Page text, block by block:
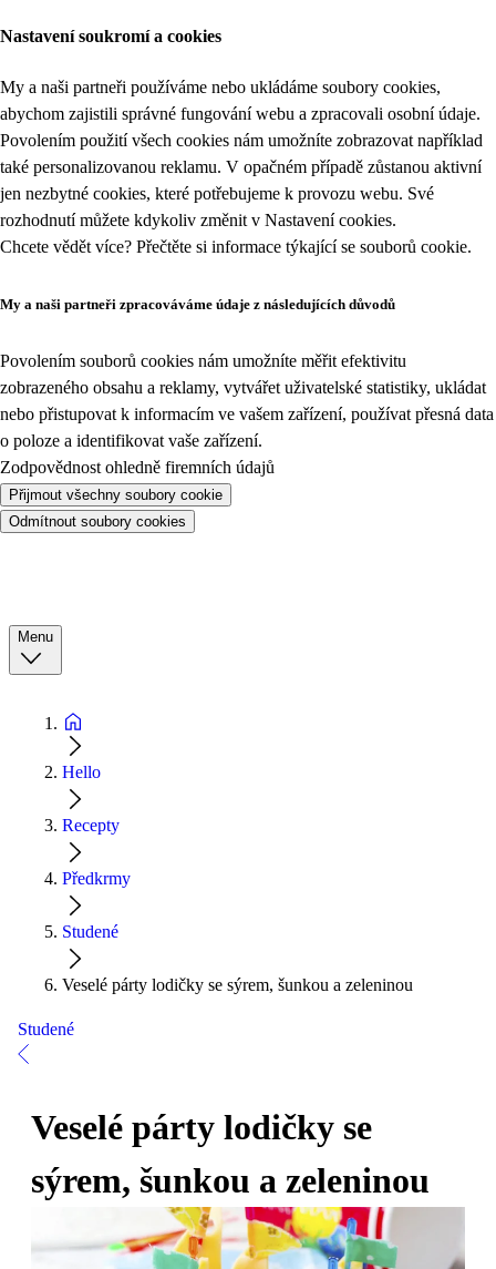
Nastavení soukromí a cookies
My a naši partneři používáme nebo ukládáme soubory cookies,
abychom zajistili správné fungování webu a zpracovali osobní údaje.
Povolením použití všech cookies nám umožníte zobrazovat například
také personalizovanou reklamu. V opačném případě zůstanou aktivní
jen nezbytné cookies, které potřebujeme k provozu webu. Své
rozhodnutí můžete kdykoliv změnit v Nastavení cookies.
Chcete vědět více? Přečtěte si informace týkající se souborů cookie.
My a naši partneři zpracováváme údaje z následujících důvodů
Povolením souborů cookies nám umožníte měřit efektivitu
zobrazeného obsahu a reklamy, vytvářet uživatelské statistiky, ukládat
nebo přistupovat k informacím ve vašem zařízení, používat přesná data
o poloze a identifikovat vaše zařízení.
Zodpovědnost ohledně firemních údajů
Přijmout všechny soubory cookie
Odmítnout soubory cookies
Menu
Hello
Recepty
Předkrmy
Studené
Veselé párty lodičky se sýrem, šunkou a zeleninou
Studené
Veselé párty lodičky se
sýrem, šunkou a zeleninou